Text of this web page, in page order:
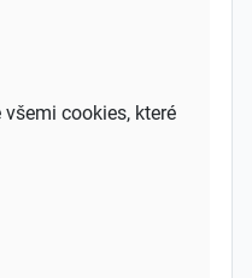
cookies, které